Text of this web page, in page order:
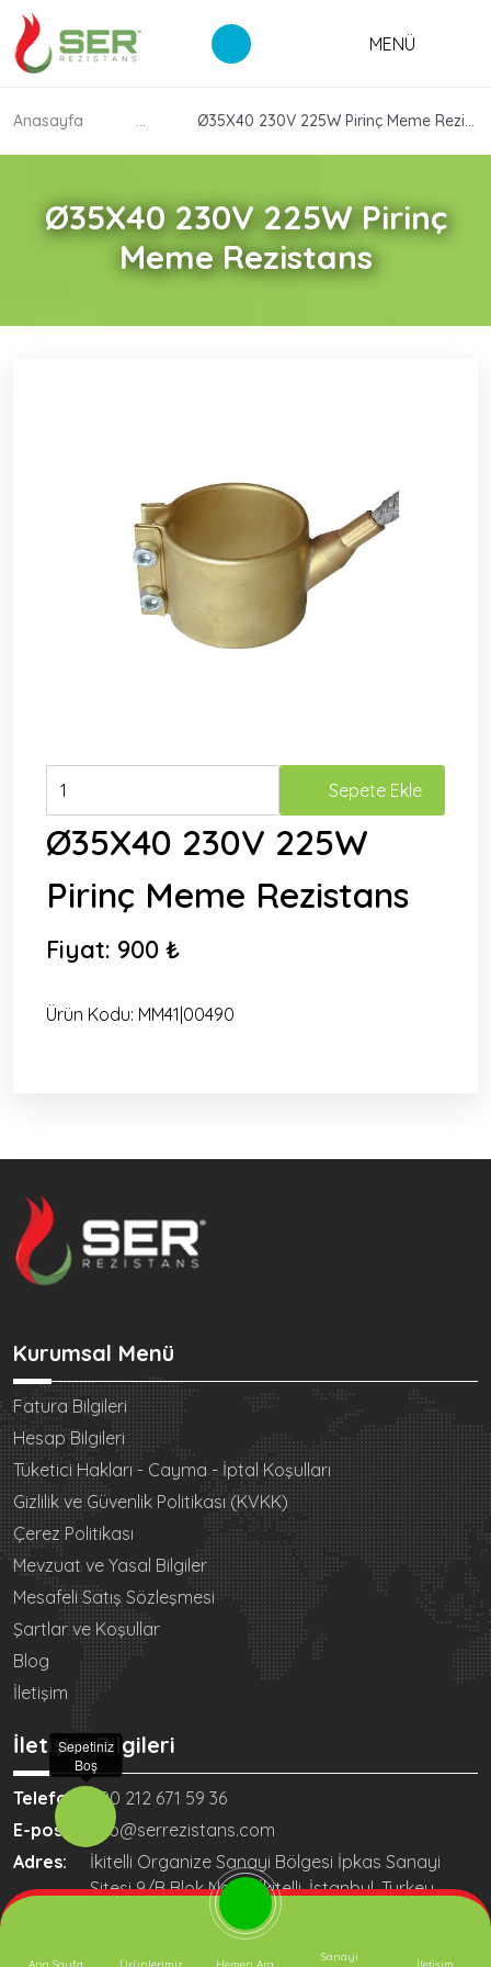
MENÜ
Ø35X40 230V 225W Pirinç
Meme Rezistans
Anasayfa ... Ø35X40 230V 225W Pirinç Meme Rezistans
Sepete Ekle
Ø35X40 230V 225W
Pirinç Meme Rezistans
Fiyat: 900 ₺
Ürün Kodu: MM41|00490
Kurumsal Menü
Fatura Bilgileri
Hesap Bilgileri
Tüketici Hakları - Cayma - İptal Koşulları
Gizlilik ve Güvenlik Politikası (KVKK)
Çerez Politikası
Mevzuat ve Yasal Bilgiler
Mesafeli Satış Sözleşmesi
Şartlar ve Koşullar
Blog
İletişim
İletişim Bilgileri
Telefon:
+90 212 671 59 36
E-posta:
info@serrezistans.com
Adres:
İkitelli Organize Sanayi Bölgesi İpkas Sanayi
Sitesi 9/B Blok No:60 İkitelli, İstanbul, Turkey
Sanayi
Sepetiniz
Boş